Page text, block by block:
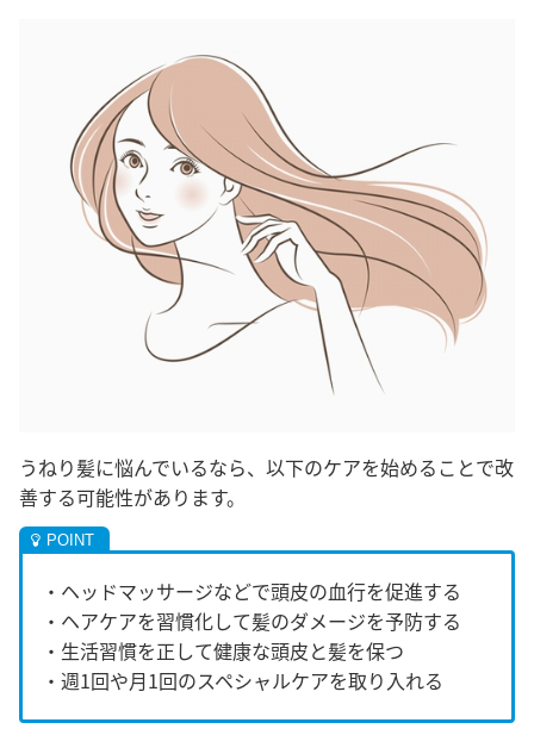
うねり髪に悩んでいるなら、以下のケアを始めることで改
善する可能性があります。
・ヘッドマッサージなどで頭皮の血行を促進する
・ヘアケアを習慣化して髪のダメージを予防する
・生活習慣を正して健康な頭皮と髪を保つ
・週1回や月1回のスペシャルケアを取り入れる